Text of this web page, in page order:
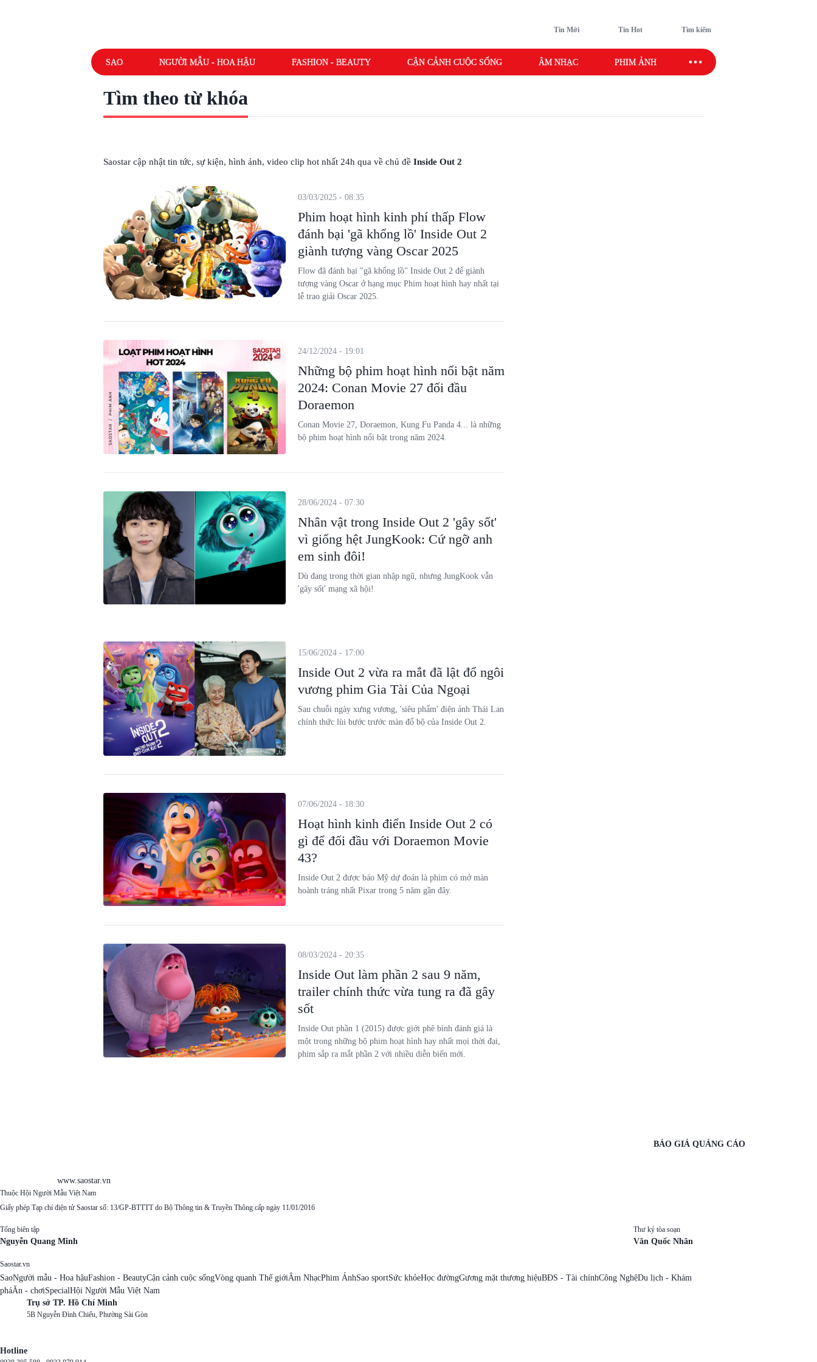
Tin Mới Tin Hot Tìm kiếm
SAO NGƯỜI MẪU - HOA HẬU FASHION - BEAUTY CẬN CẢNH CUỘC SỐNG ÂM NHẠC PHIM ẢNH SAO SPORT
Tìm theo từ khóa
Saostar cập nhật tin tức, sự kiện, hình ảnh, video clip hot nhất 24h qua về chủ đề Inside Out 2
Phim hoạt hình kinh phí thấp Flow
đánh bại 'gã khổng lồ' Inside Out 2
giành tượng vàng Oscar 2025
03/03/2025 - 08:35
Flow đã đánh bại "gã khổng lồ" Inside Out 2 để giành
tượng vàng Oscar ở hạng mục Phim hoạt hình hay nhất tại
lễ trao giải Oscar 2025.
Những bộ phim hoạt hình nổi bật năm
2024: Conan Movie 27 đối đầu
Doraemon
24/12/2024 - 19:01
Conan Movie 27, Doraemon, Kung Fu Panda 4... là những
bộ phim hoạt hình nổi bật trong năm 2024.
Nhân vật trong Inside Out 2 'gây sốt'
vì giống hệt JungKook: Cứ ngỡ anh
em sinh đôi!
28/06/2024 - 07:30
Dù đang trong thời gian nhập ngũ, nhưng JungKook vẫn
'gây sốt' mạng xã hội!
Inside Out 2 vừa ra mắt đã lật đổ ngôi
vương phim Gia Tài Của Ngoại
15/06/2024 - 17:00
Sau chuỗi ngày xưng vương, 'siêu phẩm' điện ảnh Thái Lan
chính thức lùi bước trước màn đổ bộ của Inside Out 2.
Hoạt hình kinh điển Inside Out 2 có
gì để đối đầu với Doraemon Movie
43?
07/06/2024 - 18:30
Inside Out 2 được báo Mỹ dự đoán là phim có mở màn
hoành tráng nhất Pixar trong 5 năm gần đây.
Inside Out làm phần 2 sau 9 năm,
trailer chính thức vừa tung ra đã gây
sốt
08/03/2024 - 20:35
Inside Out phần 1 (2015) được giới phê bình đánh giá là
một trong những bộ phim hoạt hình hay nhất mọi thời đại,
phim sắp ra mắt phần 2 với nhiều diễn biến mới.
www.saostar.vn
BÁO GIÁ QUẢNG CÁO
Thuộc Hội Người Mẫu Việt Nam
Giấy phép Tạp chí điện tử Saostar số: 13/GP-BTTTT do Bộ Thông tin & Truyền Thông cấp ngày 11/01/2016
Tổng biên tập
Nguyễn Quang Minh
Thư ký tòa soạn
Văn Quốc Nhân
Saostar.vn
SaoNgười mẫu - Hoa hậuFashion - BeautyCận cảnh cuộc sốngVòng quanh Thế giớiÂm NhạcPhim ẢnhSao sportSức khỏeHọc đườngGương mặt thương hiệuBĐS - Tài chínhCông NghệDu lịch - Khám
pháĂn - chơiSpecialHội Người Mẫu Việt Nam
Trụ sở TP. Hồ Chí Minh
5B Nguyễn Đình Chiểu, Phường Sài Gòn
Hotline